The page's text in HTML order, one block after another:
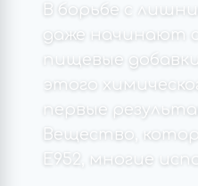
В борьбе с
даже начинают
пищевые
этого
первые
Вещество,
Е952, многие